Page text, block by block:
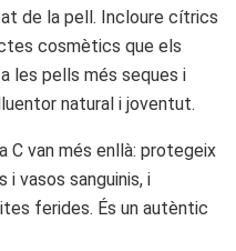
de la pell. Incloure cítrics
cosmètics que els
les pells més seques i
natural i joventut.
C van més enllà: protegeix
i vasos sanguinis, i
ferides. És un autèntic